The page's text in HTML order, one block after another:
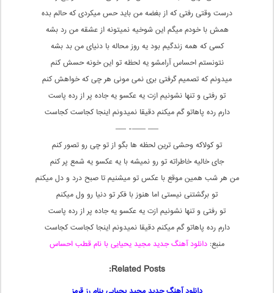
درست وقتی رفتی که از بغضه من باید حس میکردی که حالم بده
همش با خودم میگم این شوخیه نمیتونه از عشقه من رد بشه
کسی که همه زندگیم بود یه روز محاله با دنیای من بد بشه
نتونستم احساس آرامشو یه لحظه تو این خونه حسش کنم
میدونم که تصمیم گرفتی بری نمی مونی هر چی که خواهش کنم
تو رفتی و تنها نشونیم ازت یه عکسو یه جاده پر از رده پاست
دارم رده پاهاتو گم میکنم دقیقا نمیدونم اینجا کجاست کجاست
—– ——- —–
تو کولاکه وحشی ترین لحظه ها بگو از تو چی رو تصور کنم
جای خالیه خاطراته تو رو نمیشه با یه عکسو یه شمع پر کنم
من هر شب همین موقع با عکس تو میشنیم تا صبح درد و دل میکنم
تو برگشتنی نیستی اما هنوز با فکر تو دنیا رو ول میکنم
تو رفتی و تنها نشونیم ازت یه عکسو یه جاده پر از رده پاست
دارم رده پاهاتو گم میکنم دقیقا نمیدونم اینجا کجاست کجاست
منبع: دانلود آهنگ جدید مجید یحیایی با نام قطب احساس
Related Posts: